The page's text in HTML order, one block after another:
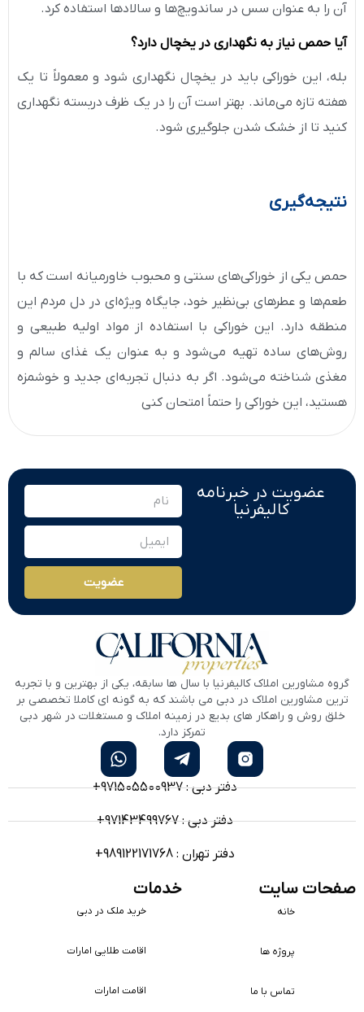
آن را به عنوان سس در ساندویچ‌ها و سالادها استفاده کرد.
آیا حمص نیاز به نگهداری در یخچال دارد؟
بله، این خوراکی باید در یخچال نگهداری شود و معمولاً تا یک
هفته تازه می‌ماند. بهتر است آن را در یک ظرف دربسته نگهداری
کنید تا از خشک شدن جلوگیری شود.
نتیجه‌گیری
حمص یکی از خوراکی‌های سنتی و محبوب خاورمیانه است که با
طعم‌ها و عطرهای بی‌نظیر خود، جایگاه ویژه‌ای در دل مردم این
منطقه دارد. این خوراکی با استفاده از مواد اولیه طبیعی و
روش‌های ساده تهیه می‌شود و به عنوان یک غذای سالم و
مغذی شناخته می‌شود. اگر به دنبال تجربه‌ای جدید و خوشمزه
هستید، این خوراکی را حتماً امتحان کنی
عضویت در خبرنامه
کالیفرنیا
عضویت
گروه مشاورین املاک کالیفرنیا با سال ها سابقه، یکی از بهترین و با تجربه
ترین مشاورین املاک در دبی می باشند که به گونه ای کاملا تخصصی بر
خلق روش و راهکار های بدیع در زمینه املاک و مستغلات در شهر دبی
تمرکز دارد.
دفتر دبی : 971505500937+
دفتر دبی : 97143499767+
دفتر تهران : 989122171768+
صفحات سایت
خانه
پروژه ها
تماس با ما
خدمات
خرید ملک در دبی
اقامت طلایی امارات
اقامت امارات